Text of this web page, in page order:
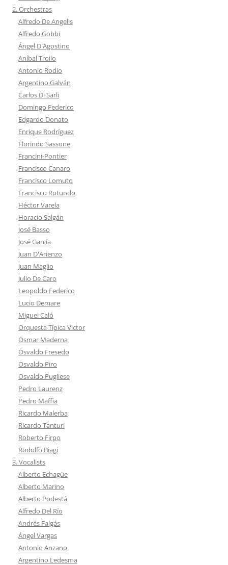
2. Orchestras
Alfredo De Angelis
Alfredo Gobbi
Ángel D'Agostino
Aníbal Troilo
Antonio Rodio
Argentino Galván
Carlos Di Sarli
Domingo Federico
Edgardo Donato
Enrique Rodríguez
Florindo Sassone
Francini-Pontier
Francisco Canaro
Francisco Lomuto
Francisco Rotundo
Héctor Varela
Horacio Salgán
José Basso
José García
Juan D'Arienzo
Juan Maglio
Julio De Caro
Leopoldo Federico
Lucio Demare
Miguel Caló
Orquesta Típica Victor
Osmar Maderna
Osvaldo Fresedo
Osvaldo Piro
Osvaldo Pugliese
Pedro Laurenz
Pedro Maffia
Ricardo Malerba
Ricardo Tanturi
Roberto Firpo
Rodolfo Biagi
3. Vocalists
Alberto Echagüe
Alberto Marino
Alberto Podestá
Alfredo Del Río
Andrés Falgás
Ángel Vargas
Antonio Anzano
Argentino Ledesma